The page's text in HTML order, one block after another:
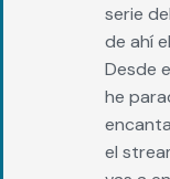
serie
de ahí
Desde
he
el